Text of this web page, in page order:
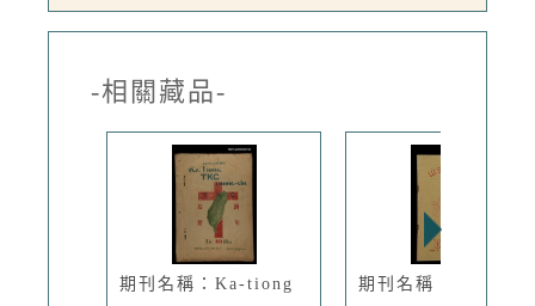
-相關藏品-
期刊名稱：Ka-tiong
期刊名稱：LÚ